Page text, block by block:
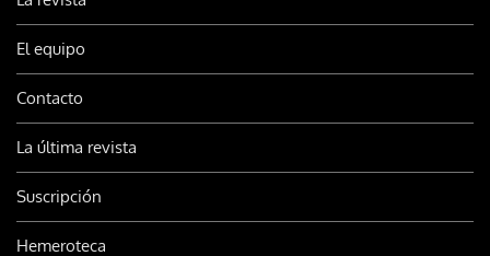
El equipo
Contacto
La última revista
Suscripción
Hemeroteca